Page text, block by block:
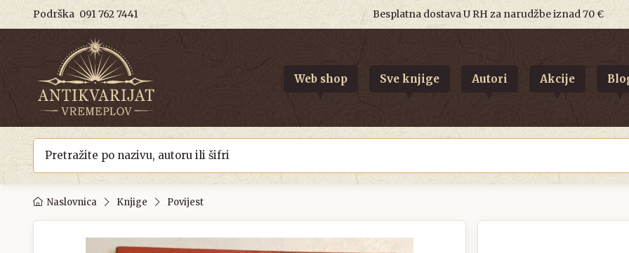
Podrška 091 762 7441 Besplatna dostava U RH za narudžbe iznad 70 €
Web shop Sve knjige Autori Akcije
Naslovnica Knjige Povijest